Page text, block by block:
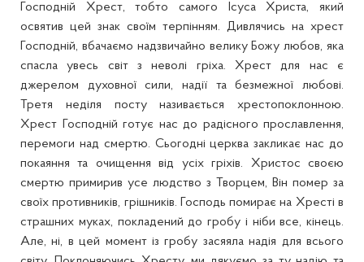
Господній Хрест, тобто самого Ісуса Христа, який
освятив цей знак своїм терпінням. Дивлячись на хрест
Господній, вбачаємо надзвичайно велику Божу любов, яка
спасла увесь світ з неволі гріха. Хрест для нас є
джерелом духовної сили, надії та безмежної любові.
Третя неділя посту називається хрестопоклонною.
Хрест Господній готує нас до радісного прославлення,
перемоги над смертю. Сьогодні церква закликає нас до
покаяння та очищення від усіх гріхів. Христос своєю
смертю примирив усе людство з Творцем, Він помер за
своїх противників, грішників. Господь помирає на Хресті в
страшних муках, покладений до гробу і ніби все, кінець.
Але, ні, в цей момент із гробу засяяла надія для всього